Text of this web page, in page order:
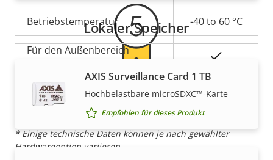
Betriebstemperatur -40 to 60 °C
Für den Außenbereich
IP-Schutzklasse IP66
* Einige technische Daten können je nach gewählter
Hardwareoption variieren.
Lokaler Speicher
AXIS Surveillance Card 1 TB
Hochbelastbare microSDXC™-Karte
Empfohlen für dieses Produkt
5-Jahres-Gewährleistung für
ein sicheres Gefühl